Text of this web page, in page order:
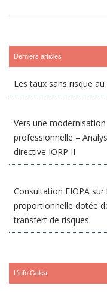
Derniers articles
Les taux sans risque
Vers une
professionnelle –
directive IORP II
Consultation EIOPA
proportionnelle dotée
transfert de risques
L’info Galea